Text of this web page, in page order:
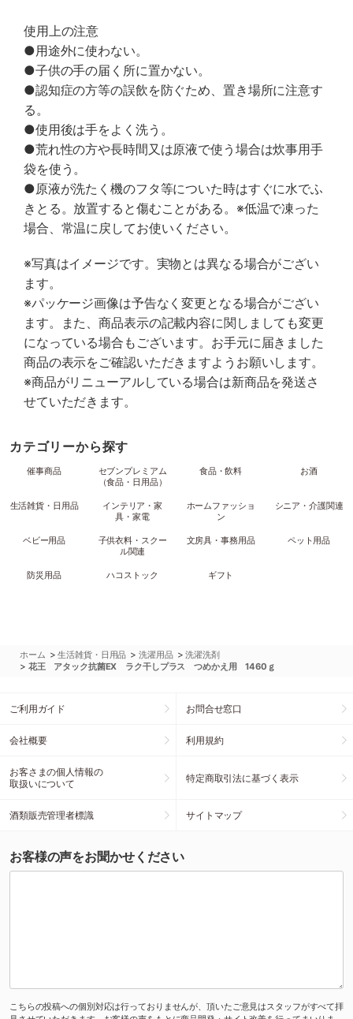
使用上の注意
●用途外に使わない。
●子供の手の届く所に置かない。
●認知症の方等の誤飲を防ぐため、置き場所に注意す
る。
●使用後は手をよく洗う。
●荒れ性の方や長時間又は原液で使う場合は炊事用手
袋を使う。
●原液が洗たく機のフタ等についた時はすぐに水でふ
きとる。放置すると傷むことがある。※低温で凍った
場合、常温に戻してお使いください。
※写真はイメージです。実物とは異なる場合がござい
ます。
※パッケージ画像は予告なく変更となる場合がござい
ます。また、商品表示の記載内容に関しましても変更
になっている場合もございます。お手元に届きました
商品の表示をご確認いただきますようお願いします。
※商品がリニューアルしている場合は新商品を発送さ
せていただきます。
カテゴリーから探す
催事商品
セブンプレミアム
（食品・日用品）
食品・飲料 お酒
生活雑貨・日用品
インテリア・家
具・家電
ホームファッショ
ン
シニア・介護関連
ベビー用品
子供衣料・スクー
ル関連
文房具・事務用品 ペット用品
防災用品 ハコストック ギフト
ホーム >生活雑貨・日用品 >洗濯用品 >洗濯洗剤
> 花王 アタック抗菌EX ラク干しプラス つめかえ用 1460ｇ
ご利用ガイド お問合せ窓口
会社概要 利用規約
お客さまの個人情報の
取扱いについて
特定商取引法に基づく表示
酒類販売管理者標識 サイトマップ
お客様の声をお聞かせください
こちらの投稿への個別対応は行っておりませんが、頂いたご意見はスタッフがすべて拝